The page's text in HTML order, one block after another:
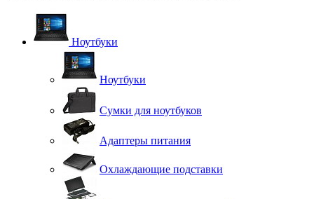
Ноутбуки
Ноутбуки
Сумки для ноутбуков
Адаптеры питания
Охлаждающие подставки